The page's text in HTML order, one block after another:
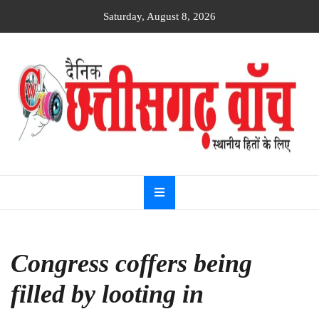
Saturday, August 8, 2026
Dainik
Chhattisgarh
watch
Congress coffers being
filled by looting in